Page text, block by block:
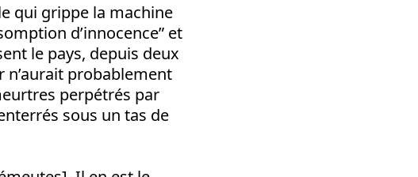
qui grippe la machine
d’innocence” et
le pays, depuis deux
n’aurait probablement
perpétrés par
sous un tas de